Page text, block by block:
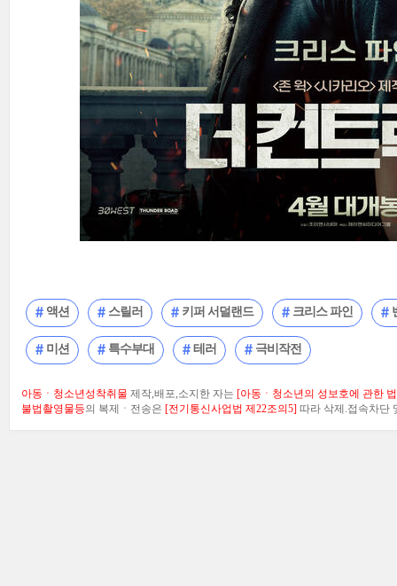
액션 스릴러 키퍼 서덜랜드 크리스 파인
미션 특수부대 테러 극비작전
아동ㆍ청소년성착취물 제작,배포,소지한 자는 [아동ㆍ청소년의 성보호에 관한
불법촬영물등의 복제ㆍ전송은 [전기통신사업법 제22조의5] 따라 삭제.접속차단